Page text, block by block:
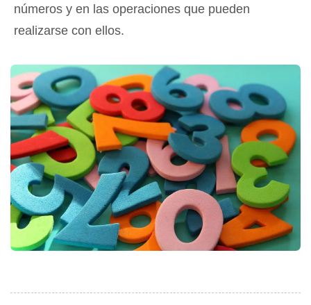
números y en las operaciones que pueden
realizarse con ellos.